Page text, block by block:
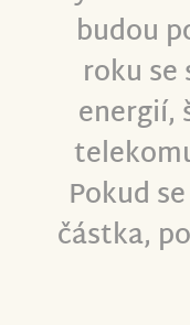
budou
roku
energií,
Pokud
částka,